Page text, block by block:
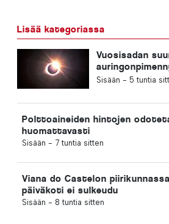
Lisää kategoriassa
Vuosisadan
Portugalissa
Sisään - 5 tuntia
Polttoaineiden hintojen
huomattavasti
Sisään - 7 tuntia sitten
Viana do Castelon
päiväkoti ei sulkeudu
Sisään - 8 tuntia sitten